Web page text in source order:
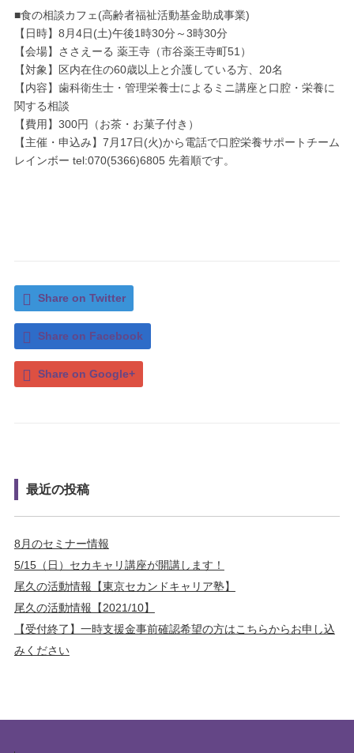
■食の相談カフェ(高齢者福祉活動基金助成事業)
【日時】8月4日(土)午後1時30分～3時30分
【会場】ささえーる 薬王寺（市谷薬王寺町51）
【対象】区内在住の60歳以上と介護している方、20名
【内容】歯科衛生士・管理栄養士によるミニ講座と口腔・栄養に
関する相談
【費用】300円（お茶・お菓子付き）
【主催・申込み】7月17日(火)から電話で口腔栄養サポートチーム
レインボー tel:070(5366)6805 先着順です。
Share on Twitter
Share on Facebook
Share on Google+
最近の投稿
8月のセミナー情報
5/15（日）セカキャリ講座が開講します！
尾久の活動情報【東京セカンドキャリア塾】
尾久の活動情報【2021/10】
【受付終了】一時支援金事前確認希望の方はこちらからお申し込
みください